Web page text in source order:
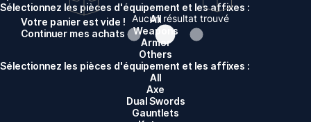
Aucun résultat trouvé
Votre panier est vide !
Continuer mes achats
Sélectionnez les pièces d'équipement et les affixes :
All
Weapons
Armor
Others
Sélectionnez les pièces d'équipement et les affixes :
All
Axe
Dual Swords
Gauntlets